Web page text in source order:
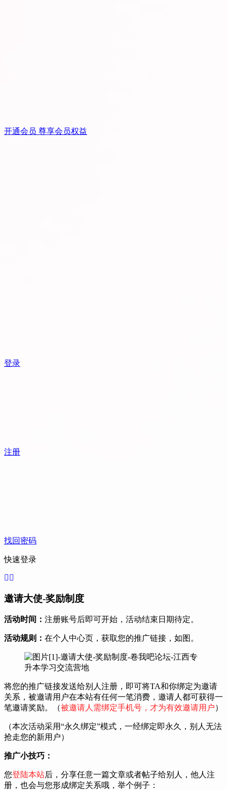
开通会员 尊享会员权益
登录
注册
找回密码
快速登录
邀请大使-奖励制度
活动时间： 注册账号后即可开始，活动结束日期待定。
活动规则： 在个人中心页，获取您的推广链接，如图。
将您的推广链接发送给别人注册，即可将TA和你绑定为邀请
关系，被邀请用户在本站有任何一笔消费，邀请人都可获得一
笔邀请奖励。（被邀请人需绑定手机号，才为有效邀请用户）
（本次活动采用“永久绑定”模式，一经绑定即永久，别人无法
抢走您的新用户）
推广小技巧：
您登陆本站后，分享任意一篇文章或者帖子给别人，他人注
册，也会与您形成绑定关系哦，举个例子：